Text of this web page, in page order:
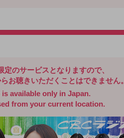
のサービスとなりますので、
お聴きいただくことはできません。
available only in Japan.
from your current location.